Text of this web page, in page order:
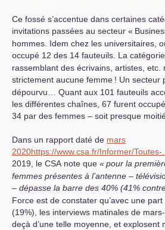
Ce fossé s’accentue dans certaines
invitations passées au secteur «
hommes. Idem chez les universitaires,
occupé 12 des 14 fauteuils. La
rassemblant des écrivains, artistes, etc.
strictement aucune femme ! Un secteur
dépourvu… Quant aux 101 fauteuils
les différentes chaînes, 67 furent
34 par des femmes – soit presque
Dans un rapport daté de mars
2020https://www.csa.fr/Informer/Toutes-...
2019, le CSA note que «pour la
femmes présentes à l’antenne –
– dépasse la barre des 40% (41%
Force est de constater qu’avec une
(19%), les interviews matinales de
deçà d’une telle moyenne, et explosent